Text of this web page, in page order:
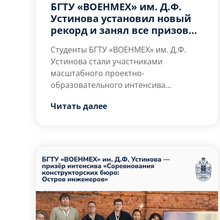
инженерам лучше
понимать процесс
создания силовых
БГТУ «ВОЕНМЕХ» им. Д.Ф.
Устинова установил новый
рекорд и занял все призовые
Студенты БГТУ «ВОЕНМЕХ» им. Д.Ф.
Устинова стали участниками
масштабного проектно-
образовательного интенсива
24 июля по 2 августа в Нижнем
России.автономности:
искусственный
интеллект,
беспилотные системы и
робототехника.
Участники решали
Читать далее